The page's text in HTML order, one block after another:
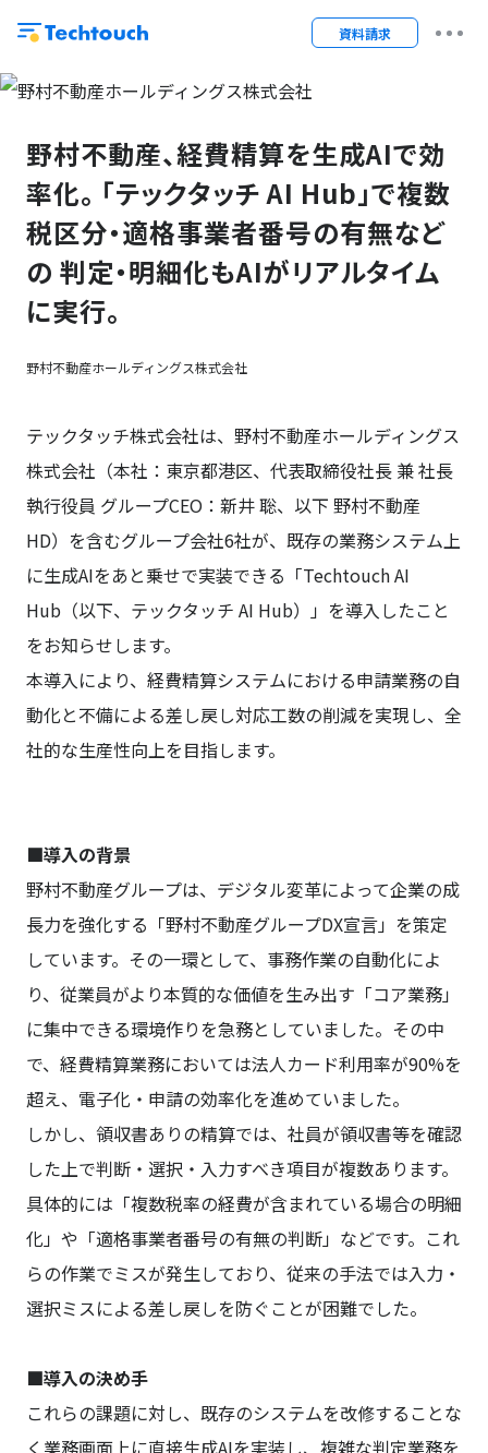
資料請求
野村不動産、経費精算を生成AIで効
率化。 「テックタッチ AI Hub」で複数
税区分・適格事業者番号の有無など
の 判定・明細化もAIがリアルタイム
に実行。
野村不動産ホールディングス株式会社
テックタッチ株式会社は、野村不動産ホールディングス
株式会社（本社：東京都港区、代表取締役社長 兼 社長
執行役員 グループCEO：新井 聡、以下 野村不動産
HD）を含むグループ会社6社が、既存の業務システム上
に生成AIをあと乗せで実装できる「Techtouch AI
Hub（以下、テックタッチ AI Hub）」を導入したこと
をお知らせします。
本導入により、経費精算システムにおける申請業務の自
動化と不備による差し戻し対応工数の削減を実現し、全
社的な生産性向上を目指します。
■導入の背景
野村不動産グループは、デジタル変革によって企業の成
長力を強化する「野村不動産グループDX宣言」を策定
しています。その一環として、事務作業の自動化によ
り、従業員がより本質的な価値を生み出す「コア業務」
に集中できる環境作りを急務としていました。その中
で、経費精算業務においては法人カード利用率が90%を
超え、電子化・申請の効率化を進めていました。
しかし、領収書ありの精算では、社員が領収書等を確認
した上で判断・選択・入力すべき項目が複数あります。
具体的には「複数税率の経費が含まれている場合の明細
化」や「適格事業者番号の有無の判断」などです。これ
らの作業でミスが発生しており、従来の手法では入力・
選択ミスによる差し戻しを防ぐことが困難でした。
■導入の決め手
これらの課題に対し、既存のシステムを改修することな
く業務画面上に直接生成AIを実装し、複雑な判定業務を